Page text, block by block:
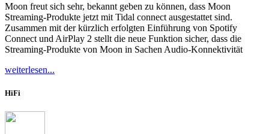
Moon freut sich sehr, bekannt geben zu können, dass Moon
Streaming-Produkte jetzt mit Tidal connect ausgestattet sind.
Zusammen mit der kürzlich erfolgten Einführung von Spotify
Connect und AirPlay 2 stellt die neue Funktion sicher, dass die
Streaming-Produkte von Moon in Sachen Audio-Konnektivität
weiterlesen...
HiFi